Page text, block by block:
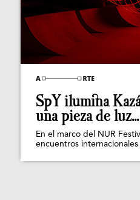
SpY ilumina
una pieza de luz...
En el marco del NUR
encuentros